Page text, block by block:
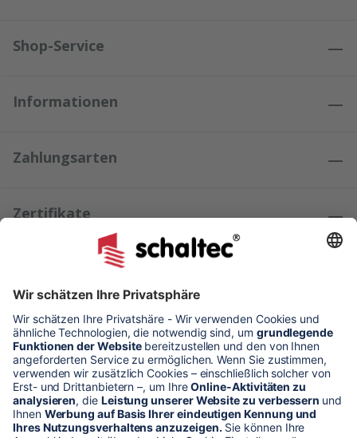
Shop-Service
Informationen
Zahlungsarten
Zertifikate
Kundenmeinungen